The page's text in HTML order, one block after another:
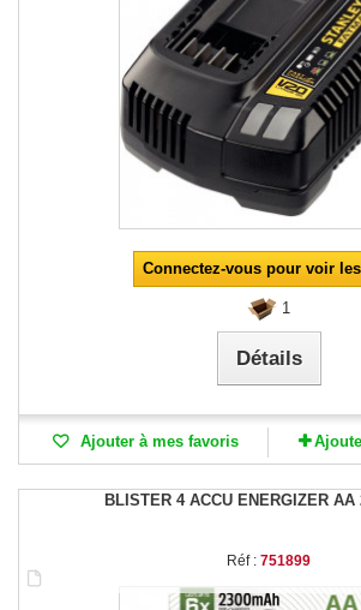
Connectez-vous pour voir
1
Détails
Ajouter à mes favoris
BLISTER 4 ACCU ENERGIZER AA
Réf : 751899